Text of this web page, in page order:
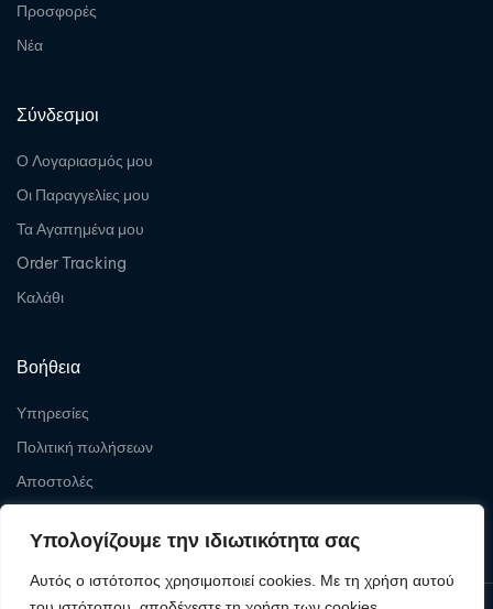
Υπολογίζουμε την ιδιωτικότητα σας
Αυτός ο ιστότοπος χρησιμοποιεί cookies. Με τη χρήση αυτού
Προσφορές
Νέα
Σύνδεσμοι
Ο Λογαριασμός μου
Οι Παραγγελίες μου
Τα Αγαπημένα μου
Order Tracking
Καλάθι
Βοήθεια
Υπηρεσίες
Πολιτική πωλήσεων
Αποστολές